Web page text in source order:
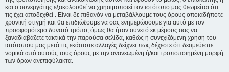
και ο συνεργάτης εξακολουθεί να χρησιμοποιεί τον ιστότοπο μας θεωρείται ότι
τις έχει αποδεχθεί . Είναι δε πιθανόν να μεταβάλλουμε τους όρους οποιαδήποτε
χρονική στιγμή και θα επιδιώξουμε να σας ενημερώσουμε για αυτό με τον
προσφορότερο δυνατό τρόπο, όμως θα ήταν συνετό εκ μέρους σας να
ξαναδιαβάζετε τακτικά την παρούσα σελίδα, καθώς η συνεχιζόμενη χρήση του
ιστότοπου μας μετά τις εκάστοτε αλλαγές δείχνει πως δέχεστε ότι δεσμεύεστε
νομικά από αυτούς τους όρους με την ανανεωμένη ή/και τροποποιημένη μορφή
των όρων ανεπιφύλακτα.